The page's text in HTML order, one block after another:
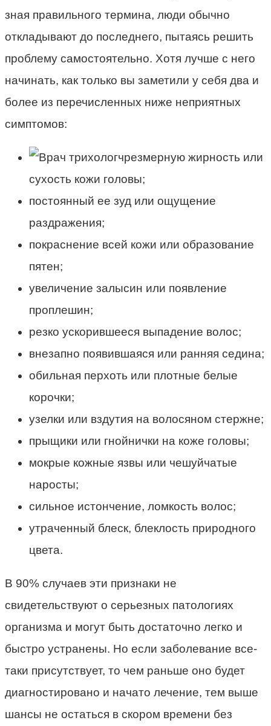
зная правильного термина, люди обычно
откладывают до последнего, пытаясь решить
проблему самостоятельно. Хотя лучше с него
начинать, как только вы заметили у себя два и
более из перечисленных ниже неприятных
симптомов:
чрезмерную жирность или
сухость кожи головы;
постоянный ее зуд или ощущение
раздражения;
покраснение всей кожи или образование
пятен;
увеличение залысин или появление
проплешин;
резко ускорившееся выпадение волос;
внезапно появившаяся или ранняя седина;
обильная перхоть или плотные белые
корочки;
узелки или вздутия на волосяном стержне;
прыщики или гнойнички на коже головы;
мокрые кожные язвы или чешуйчатые
наросты;
сильное истончение, ломкость волос;
утраченный блеск, блеклость природного
цвета.
В 90% случаев эти признаки не
свидетельствуют о серьезных патологиях
организма и могут быть достаточно легко и
быстро устранены. Но если заболевание все-
таки присутствует, то чем раньше оно будет
диагностировано и начато лечение, тем выше
шансы не остаться в скором времени без